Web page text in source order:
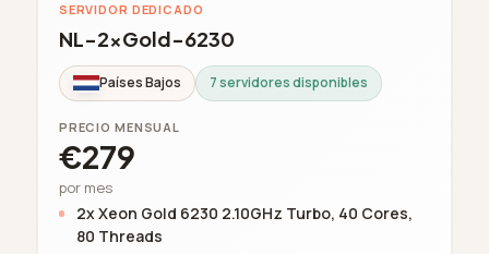
SERVIDOR DEDICADO
NL-2xGold-6230
Países Bajos 7 servidores disponibles
PRECIO MENSUAL
€279
por mes
2x Xeon Gold 6230 2.10GHz Turbo, 40 Cores,
80 Threads